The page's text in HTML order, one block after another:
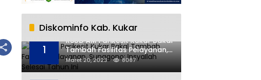
Diskominfo Kab. Kukar
1
RSUD AM Parikesit Kukar Bakal
Tambah Fasilitas Pelayanan,
Sunggono: Insyallah Selesai
Tahun Ini
Maret 20, 2023 8087